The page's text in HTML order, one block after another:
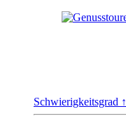
Schwierigkeitsgrad ↑